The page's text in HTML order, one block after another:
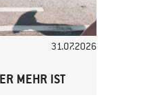
31.07.2026
MEHR IST